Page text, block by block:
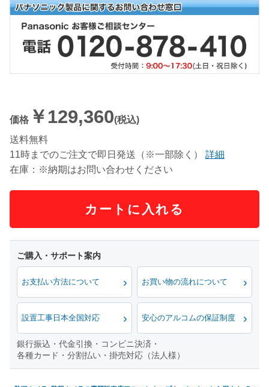
価格 ￥129,360(税込)
送料無料
11時までのご注文で即日発送（※一部除く）
詳細
在庫：※納期はお問い合わせください
カートに入れる
お支払い方法について お買い物の流れについて
設置工事日本全国対応 安心のアルコムの保証制度
銀行振込・代金引換・コンビニ決済・
各種カード・分割払い・掛売対応（法人様）